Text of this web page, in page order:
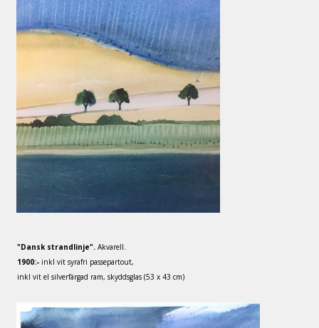
"Dansk strandlinje". Akvarell.
1900:-inkl vit syrafri passepartout,
inkl vit el silverfärgad ram, skyddsglas (53 x 43 cm)